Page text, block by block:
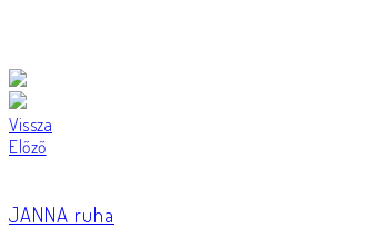
Vissza
Előző
JANNA ruha